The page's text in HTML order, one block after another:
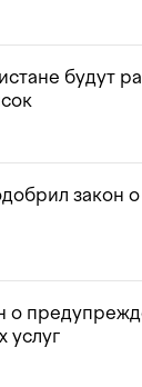
будут
закон
о
услуг